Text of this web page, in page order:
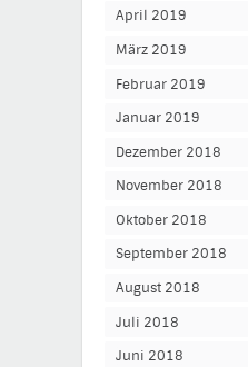
April 2019
März 2019
Februar 2019
Januar 2019
Dezember 2018
November 2018
Oktober 2018
September 2018
August 2018
Juli 2018
Juni 2018